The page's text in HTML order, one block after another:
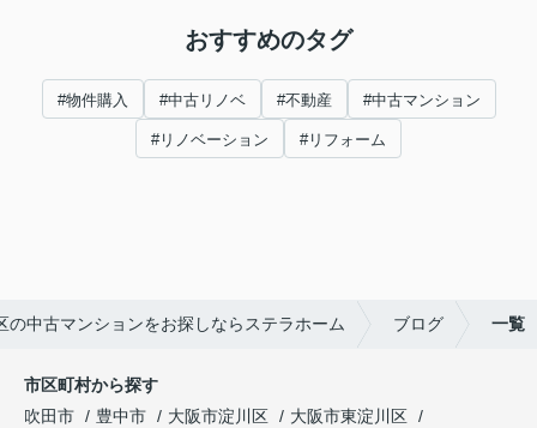
おすすめのタグ
#物件購入 #中古リノベ #不動産 #中古マンション
#リノベーション #リフォーム
の中古マンションをお探しならステラホーム ブログ 一覧
市区町村から探す
吹田市
豊中市 大阪市淀川区
大阪市東淀川区